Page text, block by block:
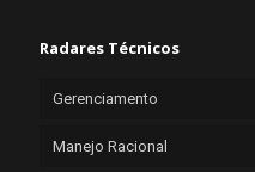
Radares Técnicos
Gerenciamento
Manejo Racional